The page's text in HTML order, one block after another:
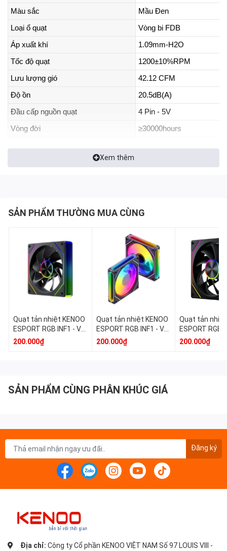
Màu sắc Mầu Đen
Loại ổ quạt Vòng bi FDB
Áp xuất khí 1.09mm-H2O
Tốc độ quạt 1200±10%RPM
Lưu lượng gió 42.12 CFM
Độ ồn 20.5dB(A)
Đầu cấp nguồn quạt 4 Pin - 5V
Vòng đời ≥30000hours
Xem thêm
SẢN PHẨM THƯỜNG MUA CÙNG
Quạt tản nhiệt KENOO
ESPORT RGB INF1 - V1
- R (Gió Ngược) - Màu
200.000₫
Quạt tản nhiệt KENOO
ESPORT RGB INF1 - V3
(Fan12) - Màu Đen
200.000₫
Quạt tản nhiệt
ESPORT RGB
(Gió xuôi) -
200.000₫
SẢN PHẨM CÙNG PHÂN KHÚC GIÁ
Đăng ký
Địa chỉ: Công ty Cổ phần KENOO VIỆT NAM Số 97 LOUIS VIII -